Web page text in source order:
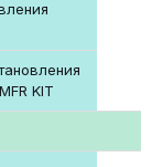
KIT